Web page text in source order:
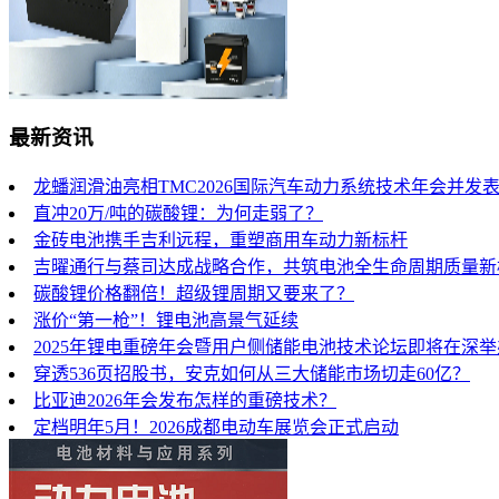
最新资讯
龙蟠润滑油亮相TMC2026国际汽车动力系统技术年会并发
直冲20万/吨的碳酸锂：为何走弱了？
金砖电池携手吉利远程，重塑商用车动力新标杆
吉曜通行与蔡司达成战略合作，共筑电池全生命周期质量
碳酸锂价格翻倍！超级锂周期又要来了？
涨价“第一枪”！锂电池高景气延续
2025年锂电重磅年会暨用户侧储能电池技术论坛即将在深举
穿透536页招股书，安克如何从三大储能市场切走60亿？
比亚迪2026年会发布怎样的重磅技术？
定档明年5月！2026成都电动车展览会正式启动